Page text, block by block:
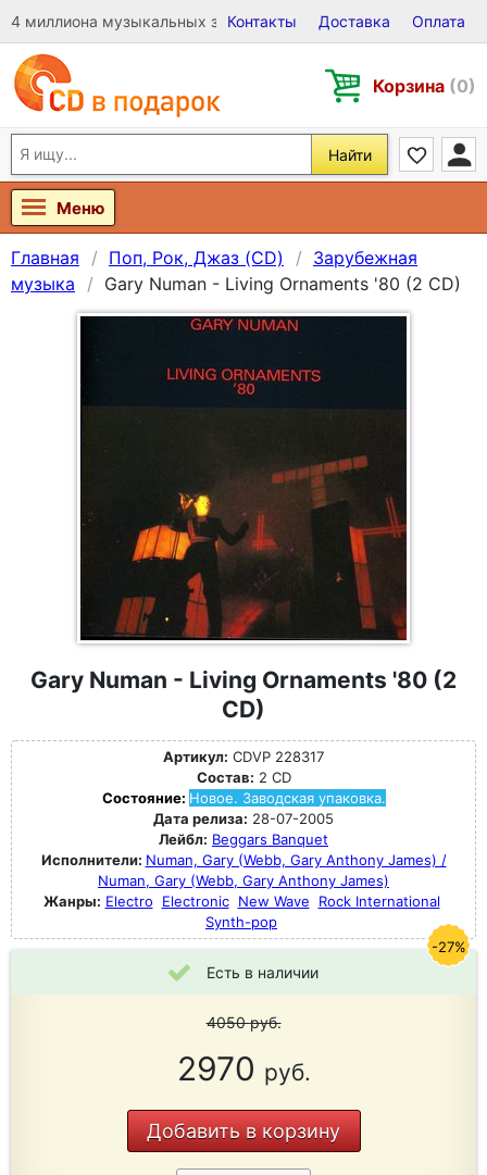
4 миллиона музыкальных записей на Виниле, CD и DVD
Контакты Доставка Оплата
Корзина (0)
Найти
Меню
Главная Поп, Рок, Джаз (CD)
Зарубежная
музыка
Gary Numan - Living Ornaments '80 (2 CD)
Gary Numan - Living Ornaments '80 (2
CD)
Артикул: CDVP 228317
Состав: 2 CD
Состояние: Новое. Заводская упаковка.
Дата релиза: 28-07-2005
Лейбл: Beggars Banquet
Исполнители: Numan, Gary (Webb, Gary Anthony James) /
Numan, Gary (Webb, Gary Anthony James)
Жанры: Electro Electronic New Wave
Rock International
Synth-pop
Есть в наличии
4050руб.
2970 руб.
Добавить в корзину
-27%